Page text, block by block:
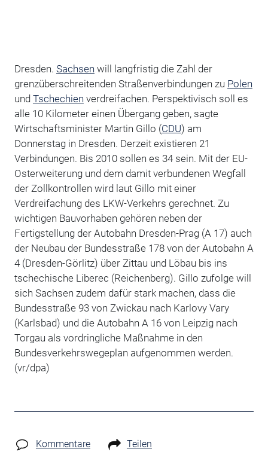
Dresden. Sachsen will langfristig die Zahl der
grenzüberschreitenden Straßenverbindungen zu Polen
und Tschechien verdreifachen. Perspektivisch soll es
alle 10 Kilometer einen Übergang geben, sagte
Wirtschaftsminister Martin Gillo (CDU) am
Donnerstag in Dresden. Derzeit existieren 21
Verbindungen. Bis 2010 sollen es 34 sein. Mit der EU-
Osterweiterung und dem damit verbundenen Wegfall
der Zollkontrollen wird laut Gillo mit einer
Verdreifachung des LKW-Verkehrs gerechnet. Zu
wichtigen Bauvorhaben gehören neben der
Fertigstellung der Autobahn Dresden-Prag (A 17) auch
der Neubau der Bundesstraße 178 von der Autobahn A
4 (Dresden-Görlitz) über Zittau und Löbau bis ins
tschechische Liberec (Reichenberg). Gillo zufolge will
sich Sachsen zudem dafür stark machen, dass die
Bundesstraße 93 von Zwickau nach Karlovy Vary
(Karlsbad) und die Autobahn A 16 von Leipzig nach
Torgau als vordringliche Maßnahme in den
Bundesverkehrswegeplan aufgenommen werden.
(vr/dpa)
Kommentare Teilen